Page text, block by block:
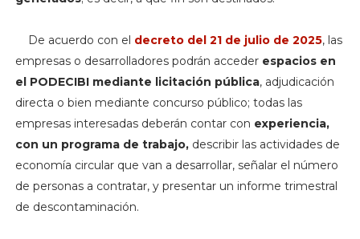
De acuerdo con el decreto del 21 de julio de 2025, las
empresas o desarrolladores podrán acceder espacios en
el PODECIBI mediante licitación pública, adjudicación
directa o bien mediante concurso público; todas las
empresas interesadas deberán contar con experiencia,
con un programa de trabajo,describir las actividades de
economía circular que van a desarrollar, señalar el número
de personas a contratar, y presentar un informe trimestral
de descontaminación.